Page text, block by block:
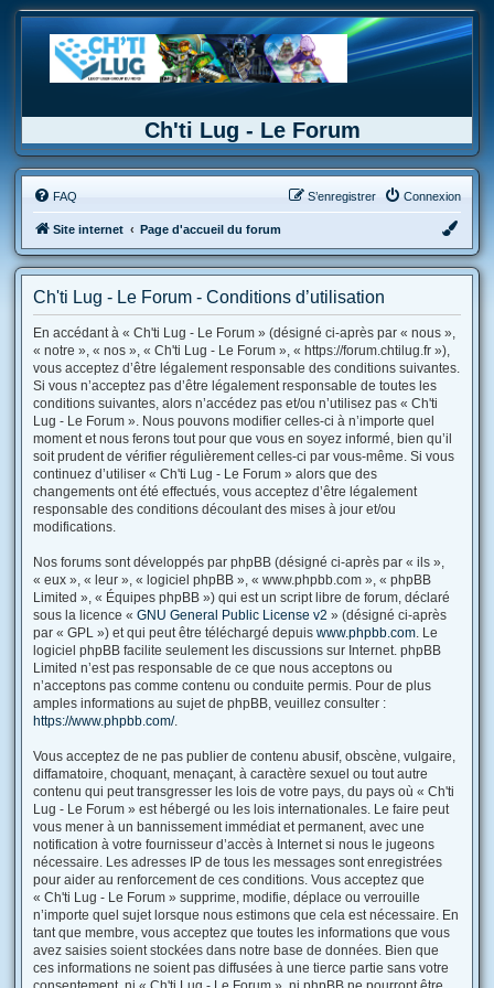
Ch'ti Lug - Le Forum
FAQ Connexion
S’enregistrer
Site internet Page d'accueil du forum
Ch'ti Lug - Le Forum - Conditions d’utilisation
En accédant à « Ch'ti Lug - Le Forum » (désigné ci-après par « nous »,
« notre », « nos », « Ch'ti Lug - Le Forum », « https://forum.chtilug.fr »),
vous acceptez d’être légalement responsable des conditions suivantes.
Si vous n’acceptez pas d’être légalement responsable de toutes les
conditions suivantes, alors n’accédez pas et/ou n’utilisez pas « Ch'ti
Lug - Le Forum ». Nous pouvons modifier celles-ci à n’importe quel
moment et nous ferons tout pour que vous en soyez informé, bien qu’il
soit prudent de vérifier régulièrement celles-ci par vous-même. Si vous
continuez d’utiliser « Ch'ti Lug - Le Forum » alors que des
changements ont été effectués, vous acceptez d’être légalement
responsable des conditions découlant des mises à jour et/ou
modifications.
Nos forums sont développés par phpBB (désigné ci-après par « ils »,
« eux », « leur », « logiciel phpBB », « www.phpbb.com », « phpBB
Limited », « Équipes phpBB ») qui est un script libre de forum, déclaré
sous la licence « GNU General Public License v2 » (désigné ci-après
par « GPL ») et qui peut être téléchargé depuis www.phpbb.com. Le
logiciel phpBB facilite seulement les discussions sur Internet. phpBB
Limited n’est pas responsable de ce que nous acceptons ou
n’acceptons pas comme contenu ou conduite permis. Pour de plus
amples informations au sujet de phpBB, veuillez consulter :
https://www.phpbb.com/.
Vous acceptez de ne pas publier de contenu abusif, obscène, vulgaire,
diffamatoire, choquant, menaçant, à caractère sexuel ou tout autre
contenu qui peut transgresser les lois de votre pays, du pays où « Ch'ti
Lug - Le Forum » est hébergé ou les lois internationales. Le faire peut
vous mener à un bannissement immédiat et permanent, avec une
notification à votre fournisseur d’accès à Internet si nous le jugeons
nécessaire. Les adresses IP de tous les messages sont enregistrées
pour aider au renforcement de ces conditions. Vous acceptez que
« Ch'ti Lug - Le Forum » supprime, modifie, déplace ou verrouille
n’importe quel sujet lorsque nous estimons que cela est nécessaire. En
tant que membre, vous acceptez que toutes les informations que vous
avez saisies soient stockées dans notre base de données. Bien que
ces informations ne soient pas diffusées à une tierce partie sans votre